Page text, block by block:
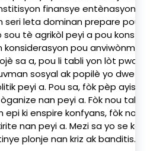
finansye entènasyonal,
seri leta dominan prepare pou
tè agrikòl peyi a pou
pou anviwònman
sa a, pou li tabli yon lòt
sosyal ak popilè yo dwe
peyi a. Pou sa, fòk pèp
nan peyi a. Fòk nou
epi ki enspire konfyans, fòk nou
nan peyi a. Mezi sa yo se
plonje nan kriz ak banditis.